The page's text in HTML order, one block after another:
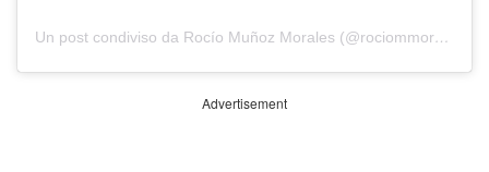
Un post condiviso da Rocío Muñoz Morales (@rociommorales)
Advertisement